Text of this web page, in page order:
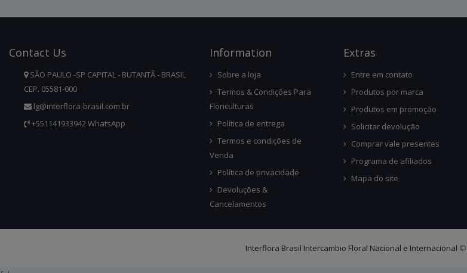
Contact Us
SÃO PAULO -SP CAPITAL - BUTANTÃ - BRASIL
CEP. 05581-000
lg@interflora-brasil.com.br
+551141933942 WhatsApp
InforMation
Sobre a loja
Termos & Condições Para
Floriculturas
Política de entrega
Termos e condições de
Venda
Política de privacidade
Devoluções &
Cancelamentos
ExtRas
Entre em contato
Produtos por marca
Produtos em promoção
Solicitar devolução
Comprar vale presentes
Programa de afiliados
Mapa do site
Interflora Brasil Intercambio Floral Nacional e Internacional ©